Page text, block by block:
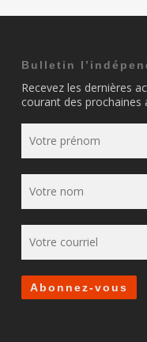
Bulletin
Recevez les dernières
courant des prochaines